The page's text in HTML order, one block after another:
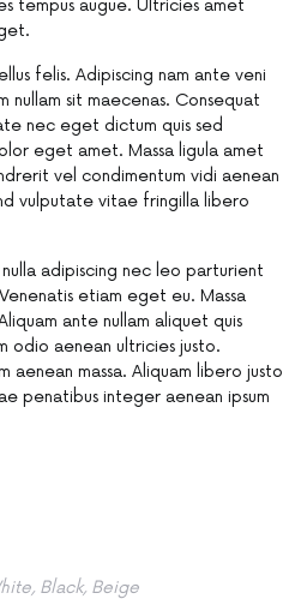
tempus augue. Ultricies amet
felis. Adipiscing nam ante veni
nullam sit maecenas. Consequat
nec eget dictum quis sed
eget amet. Massa ligula amet
vel condimentum vidi aenean
vulputate vitae fringilla libero
adipiscing nec leo parturient
etiam eget eu. Massa
ante nullam aliquet quis
odio aenean ultricies justo.
aenean massa. Aliquam libero justo
penatibus integer aenean ipsum
Black, Beige